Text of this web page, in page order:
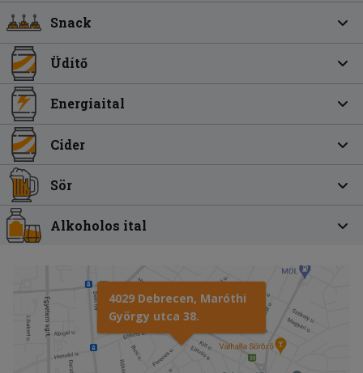
Snack
Üdítő
Energiaital
Cider
Sör
Alkoholos ital
4029 Debrecen, Maróthi
György utca 38.